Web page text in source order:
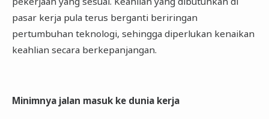
pasar kerja pula terus berganti beriringan
pertumbuhan teknologi, sehingga diperlukan kenaikan
keahlian secara berkepanjangan.
Minimnya jalan masuk ke dunia kerja